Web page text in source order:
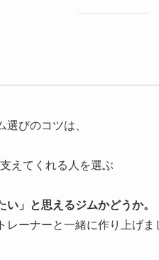
びのコツは、
えてくれる人を選ぶ
い」と思えるジムかどうか。
ーナーと一緒に作り上げま